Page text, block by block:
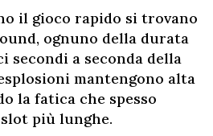
il gioco rapido si trovano
ognuno della durata
secondi a seconda della
mantengono alta
la fatica che spesso
più lunghe.